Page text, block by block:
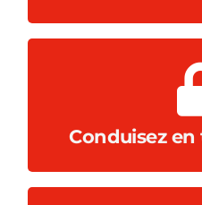
Conduisez
Assurance tous
avec protection